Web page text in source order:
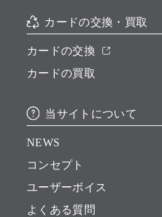
カードの交換・買取
カードの交換
カードの買取
当サイトについて
NEWS
コンセプト
ユーザーボイス
よくある質問